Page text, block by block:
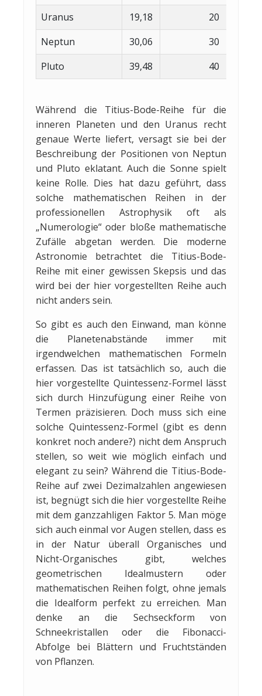
Uranus
19,18
20
Neptun
30,06
30
Pluto
39,48 40
Während die Titius-Bode-Reihe für die
inneren Planeten und den Uranus recht
genaue Werte liefert, versagt sie bei der
Beschreibung der Positionen von Neptun
und Pluto eklatant. Auch die Sonne spielt
keine Rolle. Dies hat dazu geführt, dass
solche mathematischen Reihen in der
professionellen Astrophysik oft als
„Numerologie“ oder bloße mathematische
Zufälle abgetan werden. Die moderne
Astronomie betrachtet die Titius-Bode-
Reihe mit einer gewissen Skepsis und das
wird bei der hier vorgestellten Reihe auch
nicht anders sein.
So gibt es auch den Einwand, man könne
die Planetenabstände immer mit
irgendwelchen mathematischen Formeln
erfassen. Das ist tatsächlich so, auch die
hier vorgestellte Quintessenz-Formel lässt
sich durch Hinzufügung einer Reihe von
Termen präzisieren. Doch muss sich eine
solche Quintessenz-Formel (gibt es denn
konkret noch andere?) nicht dem Anspruch
stellen, so weit wie möglich einfach und
elegant zu sein? Während die Titius-Bode-
Reihe auf zwei Dezimalzahlen angewiesen
ist, begnügt sich die hier vorgestellte Reihe
mit dem ganzzahligen Faktor 5. Man möge
sich auch einmal vor Augen stellen, dass es
in der Natur überall Organisches und
Nicht-Organisches gibt, welches
geometrischen Idealmustern oder
mathematischen Reihen folgt, ohne jemals
die Idealform perfekt zu erreichen. Man
denke an die Sechseckform von
Schneekristallen oder die Fibonacci-
Abfolge bei Blättern und Fruchtständen
von Pflanzen.